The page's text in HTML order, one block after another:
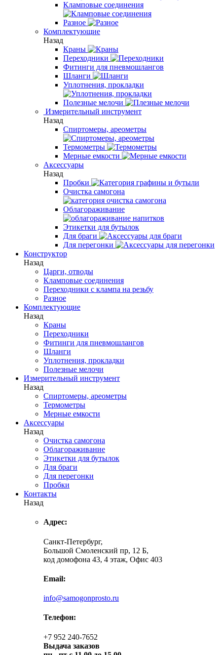
Кламповые соединения
Разное
Комплектующие
Назад
Краны
Переходники
Фитинги для пневмошлангов
Шланги
Уплотнения, прокладки
Полезные мелочи
Измерительный инструмент
Назад
Спиртомеры, ареометры
Термометры
Мерные емкости
Аксессуары
Назад
Пробки
Очистка самогона
Облагораживание
Этикетки для бутылок
Для браги
Для перегонки
Конструктор
Назад
Царги, отводы
Кламповые соединения
Переходники с клампа на резьбу
Разное
Комплектующие
Назад
Краны
Переходники
Фитинги для пневмошлангов
Шланги
Уплотнения, прокладки
Полезные мелочи
Измерительный инструмент
Назад
Спиртомеры, ареометры
Термометры
Мерные емкости
Аксессуары
Назад
Очистка самогона
Облагораживание
Этикетки для бутылок
Для браги
Для перегонки
Пробки
Контакты
Назад
Адрес:
Санкт-Петербург,
Большой Смоленский пр, 12 Б,
код домофона 43, 4 этаж, Офис 403
Email:
info@samogonprosto.ru
Телефон:
+7 952 240-7652
Выдача заказов